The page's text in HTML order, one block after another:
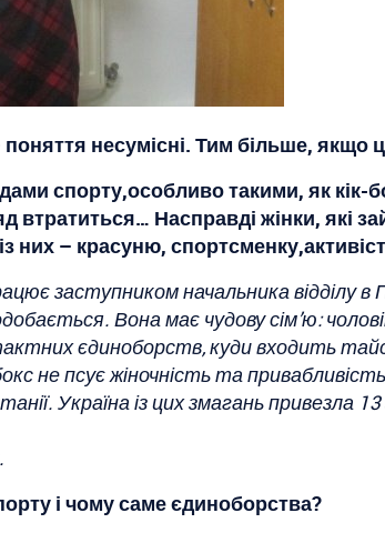
несумісні. Тим більше, якщо
спорту,особливо такими, як кік-
втратиться… Насправді жінки, які
них – красуню,
заступником начальника відділу в
Вона має чудову сім’ю:
єдиноборств, куди входить
не псує жіночність та
Україна із цих змагань
і чому саме єдиноборства?